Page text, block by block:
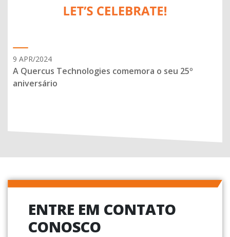
9 APR/2024
A Quercus Technologies comemora o seu 25º
aniversário
ENTRE EM CONTATO
CONOSCO